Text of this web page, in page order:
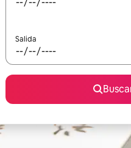
Salida